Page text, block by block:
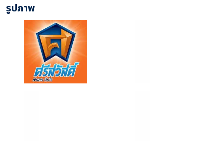
รูปภาพ